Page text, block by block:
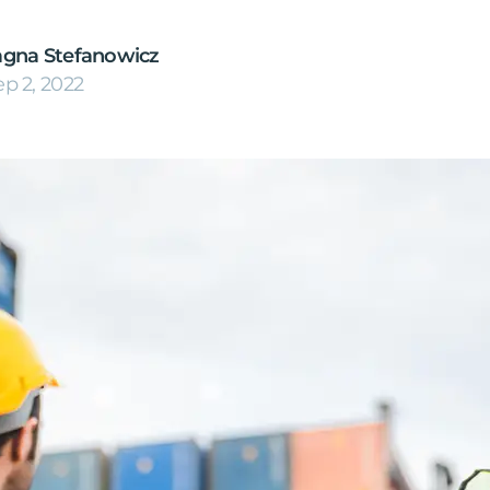
Stefanowicz
2, 2022